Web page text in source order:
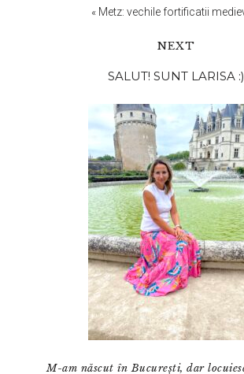
« Metz: vechile fortificatii
NEXT
principală
SALUT! SUNT LARISA :)
M-am născut în București, dar